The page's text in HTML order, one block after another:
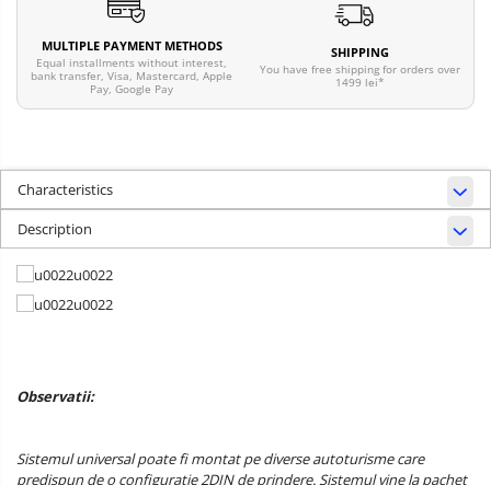
MULTIPLE PAYMENT METHODS
Equal installments without interest,
bank transfer, Visa, Mastercard, Apple
Pay, Google Pay
SHIPPING
You have free shipping for orders over
1499 lei*
Characteristics
Description
Observatii:
Sistemul universal poate fi montat pe diverse autoturisme care
predispun de o configurație 2DIN de prindere. Sistemul vine la pachet